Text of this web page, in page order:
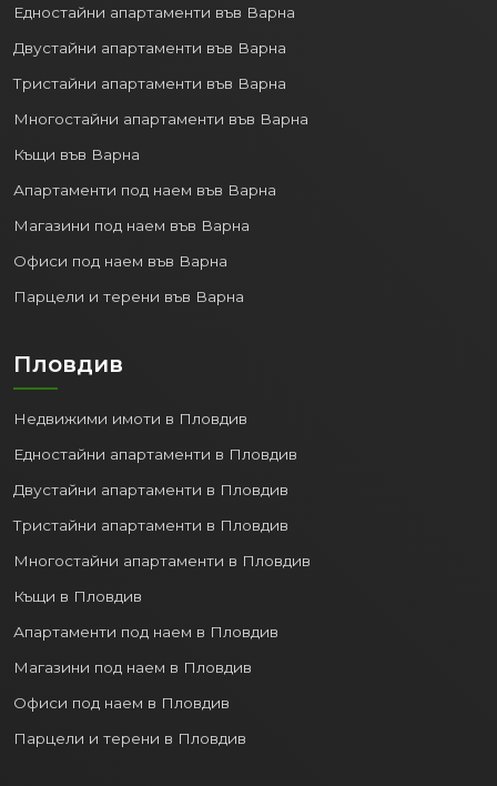
Едностайни апартаменти във Варна
Двустайни апартаменти във Варна
Тристайни апартаменти във Варна
Многостайни апартаменти във Варна
Къщи във Варна
Апартаменти под наем във Варна
Магазини под наем във Варна
Офиси под наем във Варна
Парцели и терени във Варна
Пловдив
Недвижими имоти в Пловдив
Едностайни апартаменти в Пловдив
Двустайни апартаменти в Пловдив
Тристайни апартаменти в Пловдив
Многостайни апартаменти в Пловдив
Къщи в Пловдив
Апартаменти под наем в Пловдив
Магазини под наем в Пловдив
Офиси под наем в Пловдив
Парцели и терени в Пловдив